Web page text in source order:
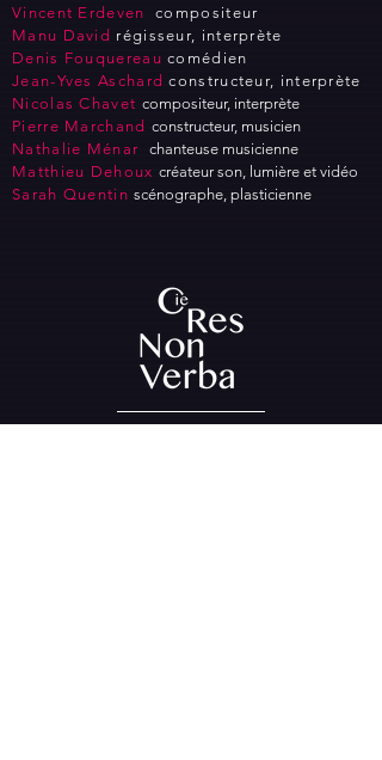
Vincent Erdevencompositeur
Manu David régisseur, interprète
​Denis Fouquereaucomédien
​Jean-Yves Aschardconstructeur, interprète
​Nicolas Chavet compositeur, interprète
Pierre Marchand constructeur, musicien
Nathalie Ménar chanteuse musicienne
Matthieu Dehoux créateur son, lumière et vidéo
Sarah Quentinscénographe, plasticienne